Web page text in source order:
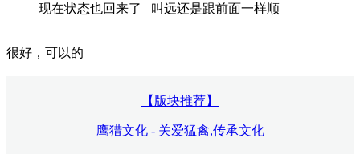
现在状态也回来了 叫远还是跟前面一样顺
很好，可以的
【版块推荐】
鹰猎文化 - 关爱猛禽,传承文化